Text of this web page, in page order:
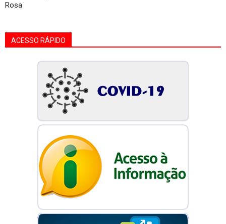
Rosa
ACESSO RÁPIDO